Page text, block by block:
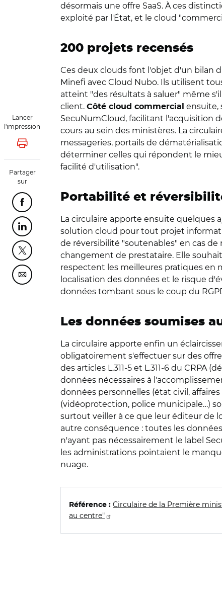
Lancer
l'impression
Lancer l'impression
Partager
sur
Partager cette page sur Facebook
Partager cette page sur Linkedin
Partager cette page sur Twitter
Partager cette page sur Courriel
désormais une offre SaaS. À ces
exploité par l'État, et le cloud
200 projets recensés
Ces deux clouds font l'objet d'un bilan
Minefi avec Cloud Nubo. Ils utilisent
atteint "des résultats à saluer" même
client. Côté cloud commercial
ensuite,
SecuNumCloud, facilitant l'acquisition
cours au sein des ministères. La
messageries, portails de
déterminer celles qui répondent le
facilité d'utilisation".
Portabilité et
La circulaire apporte ensuite quelques
solution cloud pour tout projet
de réversibilité "soutenables" en cas
changement de prestataire. Elle
respectent les meilleures pratiques en
localisation des données et le risque
données tombant sous le coup du
Les données soumises
La circulaire apporte enfin un
obligatoirement s'effectuer sur des
des articles L.311-5 et L.311-6 du
données nécessaires à
données personnelles (état civil,
(vidéoprotection, police municipale…)
surtout veiller à ce que leur éditeur de
autre conséquence : toutes les
n'ayant pas nécessairement le label
les administrations pointaient le
nuage.
Référence : Circulaire de la Première
au centre"